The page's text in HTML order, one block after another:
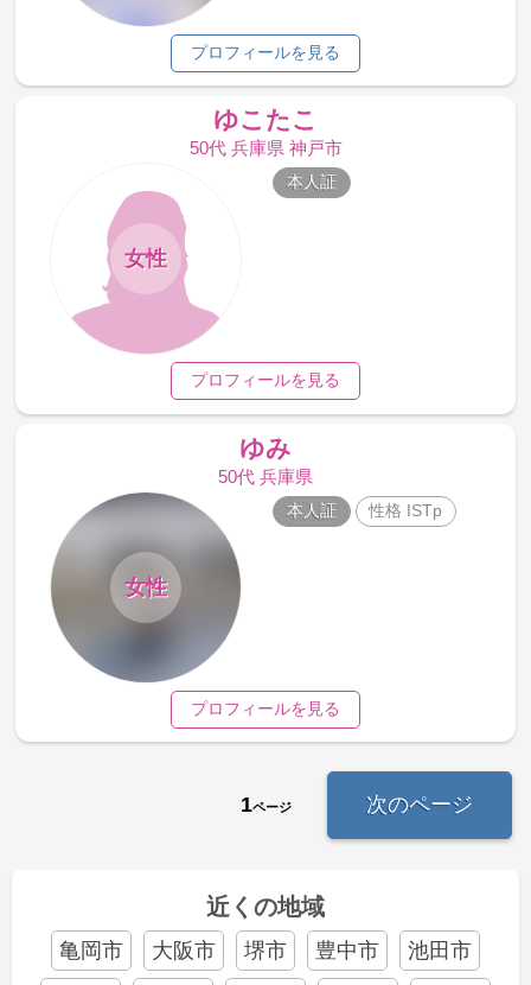
プロフィールを見る
ゆこたこ
50代 兵庫県 神戸市
女性
本人証
プロフィールを見る
ゆみ
50代 兵庫県
女性
本人証 性格 ISTp
プロフィールを見る
1ページ 次のページ
近くの地域
亀岡市 大阪市 堺市 豊中市
池田市